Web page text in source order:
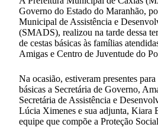
Governo do Estado do Maranhão,
Municipal de Assistência e
(SMADS), realizou na tarde dessa
de cestas básicas às famílias
Amigas e Centro de Juventude do
Na ocasião, estiveram presentes para
básicas a Secretária de Governo,
Secretária de Assistência e
Lúcia Ximenes e sua adjunta, Kiara
equipe que compõe a Proteção